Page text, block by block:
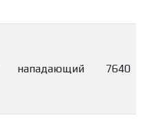
нападающий 7640